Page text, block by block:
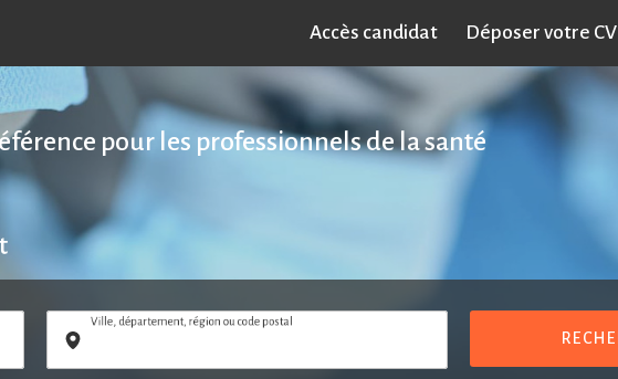
Accès candidat Déposer votre CV
pour les professionnels de la santé
Ville, département, région ou code postal